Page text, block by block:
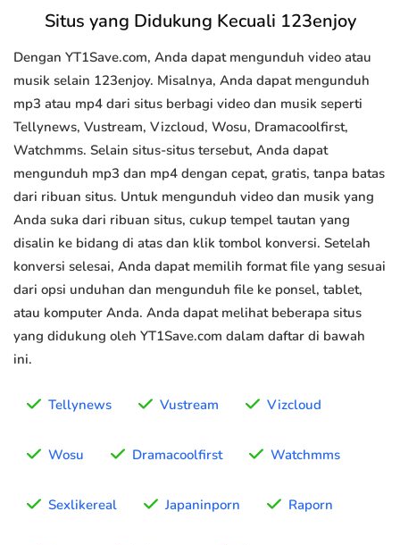
Situs yang Didukung Kecuali 123enjoy
Dengan YT1Save.com, Anda dapat mengunduh video atau
musik selain 123enjoy. Misalnya, Anda dapat mengunduh
mp3 atau mp4 dari situs berbagi video dan musik seperti
Tellynews, Vustream, Vizcloud, Wosu, Dramacoolfirst,
Watchmms. Selain situs-situs tersebut, Anda dapat
mengunduh mp3 dan mp4 dengan cepat, gratis, tanpa batas
dari ribuan situs. Untuk mengunduh video dan musik yang
Anda suka dari ribuan situs, cukup tempel tautan yang
disalin ke bidang di atas dan klik tombol konversi. Setelah
konversi selesai, Anda dapat memilih format file yang sesuai
dari opsi unduhan dan mengunduh file ke ponsel, tablet,
atau komputer Anda. Anda dapat melihat beberapa situs
yang didukung oleh YT1Save.com dalam daftar di bawah
ini.
Tellynews Vustream Vizcloud
Wosu Dramacoolfirst Watchmms
Sexlikereal Japaninporn Raporn